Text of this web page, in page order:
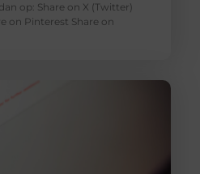
op: Share on X (Twitter)
on Pinterest Share on